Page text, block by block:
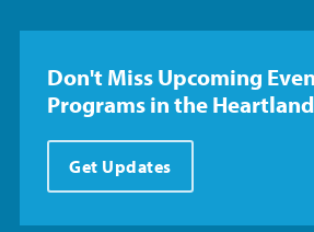
Don't Miss Upcoming
Programs in the Heartland
Get Updates